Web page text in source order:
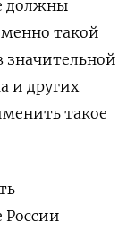
должны
такой
значительной
и других
такое
России